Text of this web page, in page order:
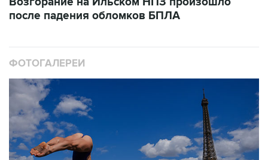
после падения обломков БПЛА
ФОТОГАЛЕРЕИ